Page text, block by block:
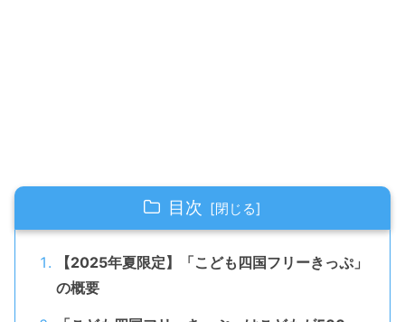
目次
【2025年夏限定】「こども四国フリーきっぷ」
の概要